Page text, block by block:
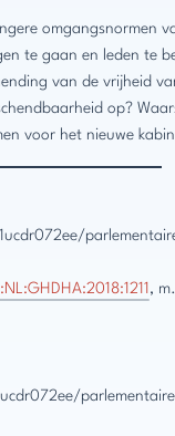
omgangsnormen
te gaan en leden te
van de vrijheid
op?
voor het nieuwe
,